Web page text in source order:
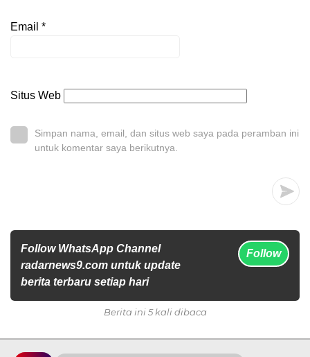
Email *
Situs Web
Simpan nama, email, dan situs web saya pada peramban ini
untuk komentar saya berikutnya.
Follow WhatsApp Channel
radarnews9.com untuk update
berita terbaru setiap hari
Follow
Berita ini 5 kali dibaca